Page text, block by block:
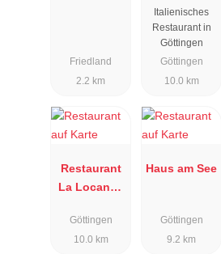
Friedland
2.2 km
Italienisches
Restaurant in
Göttingen
Göttingen
10.0 km
Restaurant
La Locanda
Göttingen
10.0 km
Haus am See
Göttingen
9.2 km